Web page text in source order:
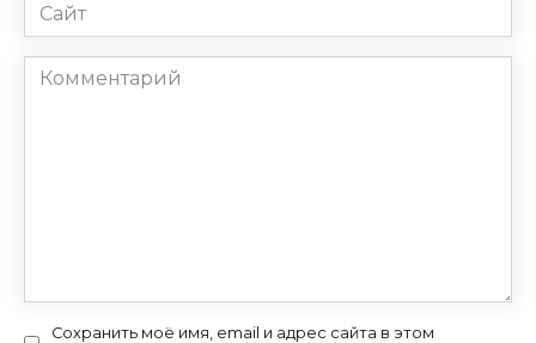
Комментарий
Сохранить моё имя, email и адрес сайта в этом